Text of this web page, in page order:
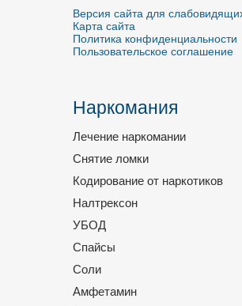
Версия сайта для
Карта сайта
Политика конфиденциальности
Пользовательское соглашение
Наркомания
Лечение наркомании
Снятие ломки
Кодирование от наркотиков
Налтрексон
УБОД
Спайсы
Соли
Амфетамин